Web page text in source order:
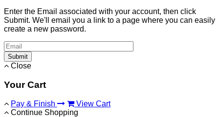
Enter the Email associated with your account, then click
Submit. We'll email you a link to a page where you can easily
create a new password.
Submit
Close
Your Cart
Pay & Finish
View Cart
Continue Shopping